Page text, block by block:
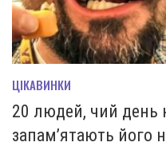
ЦІКАВИНКИ
20 людей, чий день
запам’ятають його